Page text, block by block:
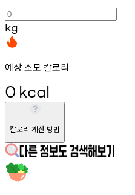
kg
예상 소모 칼로리
0 kcal
칼로리 계산 방법